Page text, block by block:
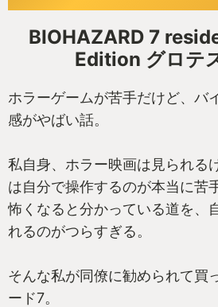
BIOHAZARD 7
Edition グロテ
ホラーゲームが苦手だけど、バ
感がやばい話。
私自身、ホラー映画は見られる
は自分で操作するのが本当に苦手
怖くなると分かっている道を、
れるのがつらすぎる。
そんな私が同僚に勧められて買
ード7。